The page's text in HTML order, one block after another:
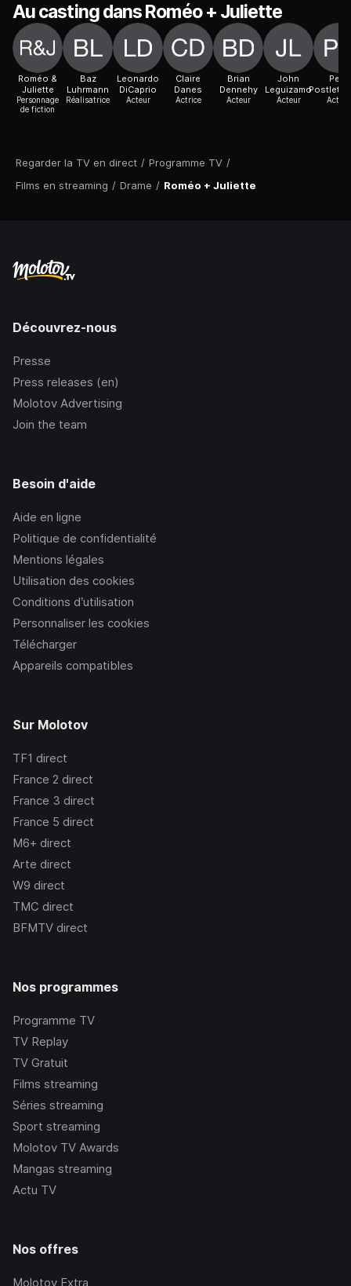
Regarder la TV en direct / Programme TV /
Films en streaming / Drame / Roméo + Juliette
Au casting dans Roméo + Juliette
Roméo &
Juliette
Personnage
de fiction
Baz
Luhrmann
Réalisatrice
Leonardo
DiCaprio
Acteur
Claire
Danes
Actrice
Brian
Dennehy
Acteur
John
Leguizamo
Acteur
Pete
Acteur
Découvrez-nous
Presse
Press releases (en)
Molotov Advertising
Join the team
Besoin d'aide
Aide en ligne
Politique de confidentialité
Mentions légales
Utilisation des cookies
Conditions d’utilisation
Personnaliser les cookies
Télécharger
Appareils compatibles
Sur Molotov
TF1 direct
France 2 direct
France 3 direct
France 5 direct
M6+ direct
Arte direct
W9 direct
TMC direct
BFMTV direct
Nos programmes
Programme TV
TV Replay
TV Gratuit
Films streaming
Séries streaming
Sport streaming
Molotov TV Awards
Mangas streaming
Actu TV
Nos offres
Molotov Extra